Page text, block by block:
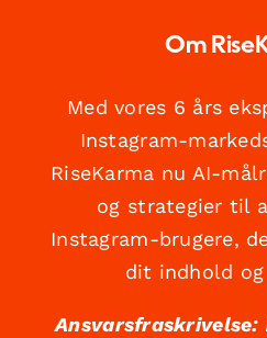
Om
Med vores 6 års
Instagram-
RiseKarma nu AI-
og strategier til
Instagram-brugere,
dit indhold
Ansvarsfraskrivelse: